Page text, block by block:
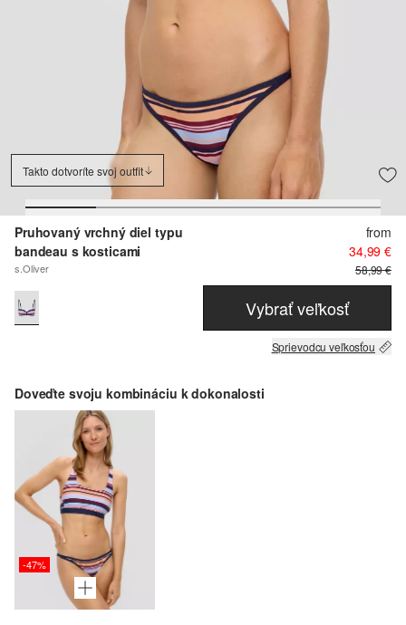
Takto dotvoríte svoj outfit
Pruhovaný vrchný diel typu
bandeau s kosticami
s.Oliver
from
34,99 €
58,99 €
Vybrať veľkosť
Sprievodcu veľkosťou
Doveďte svoju kombináciu k dokonalosti
-47%